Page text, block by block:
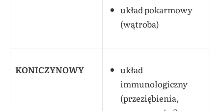
układ pokarmowy
(wątroba)
KONICZYNOWY
układ
immunologiczny
(przeziębienia,